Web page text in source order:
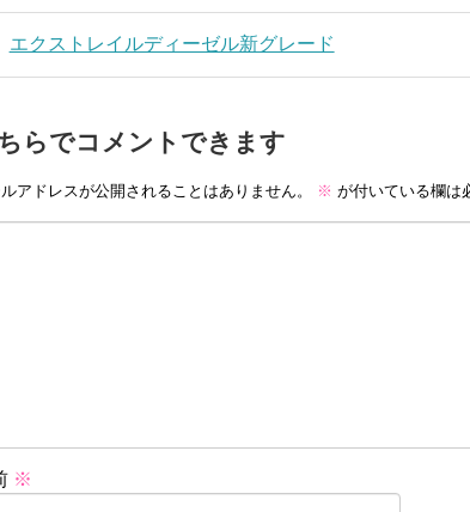
エクストレイルディーゼル新グレード
らでコメントできます
ルアドレスが公開されることはありません。 ※ が付いている欄は
※